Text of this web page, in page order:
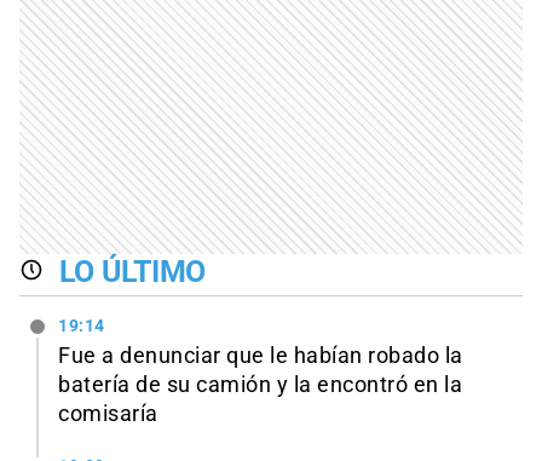
LO ÚLTIMO
19:14
Fue a denunciar que le habían robado la
batería de su camión y la encontró en la
comisaría